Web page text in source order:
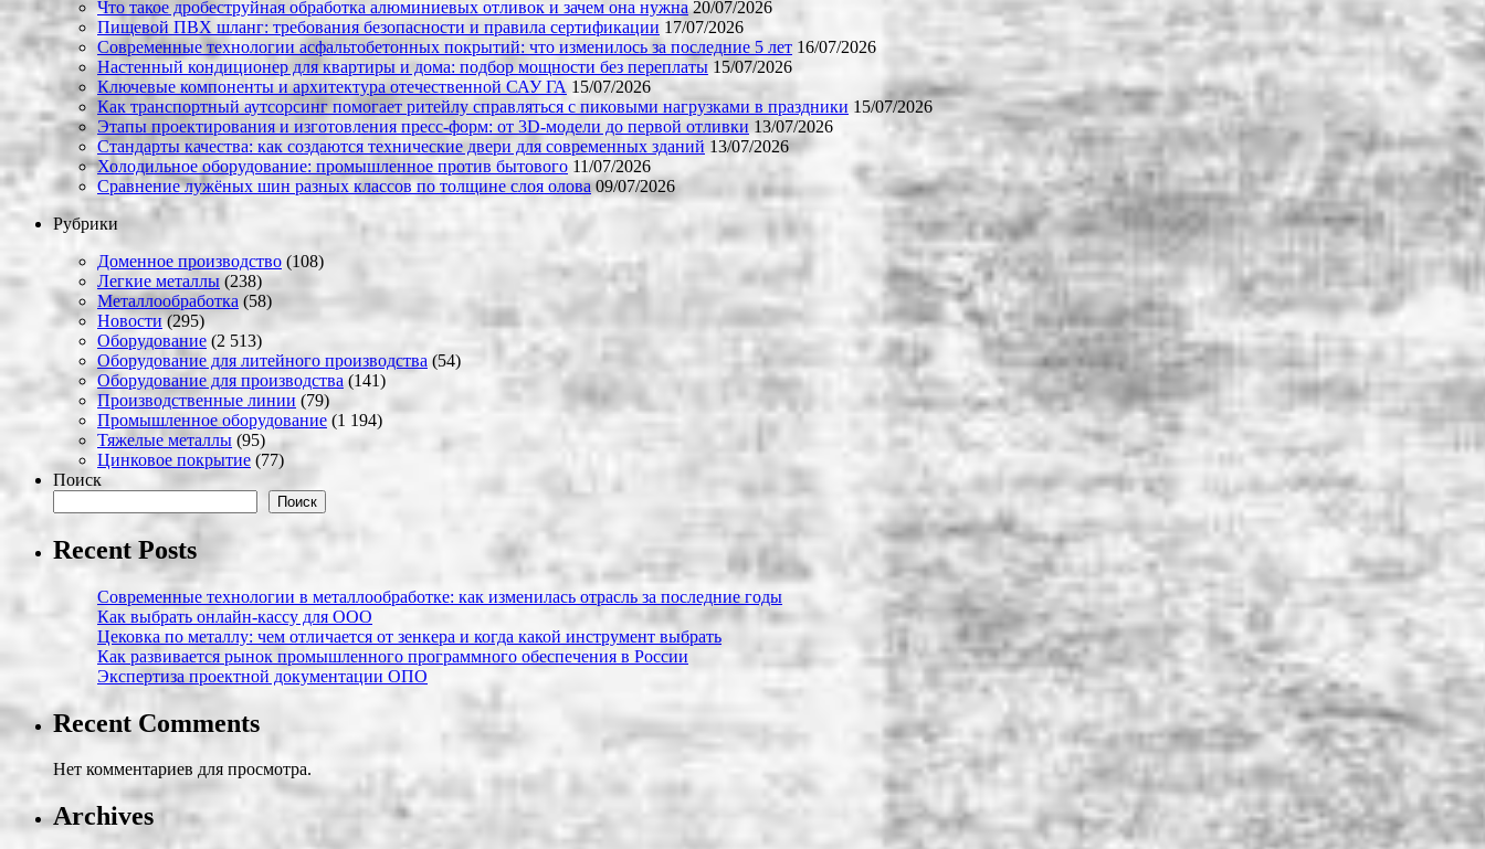
Что такое дробеструйная обработка алюминиевых отливок и зачем она нужна 20/07/2026
Пищевой ПВХ шланг: требования безопасности и правила сертификации 17/07/2026
Современные технологии асфальтобетонных покрытий: что изменилось за последние 5 лет 16/07/2026
Настенный кондиционер для квартиры и дома: подбор мощности без переплаты 15/07/2026
Ключевые компоненты и архитектура отечественной САУ ГА 15/07/2026
Как транспортный аутсорсинг помогает ритейлу справляться с пиковыми нагрузками в праздники 15/07/2026
Этапы проектирования и изготовления пресс-форм: от 3D-модели до первой отливки 13/07/2026
Стандарты качества: как создаются технические двери для современных зданий 13/07/2026
Холодильное оборудование: промышленное против бытового 11/07/2026
Сравнение лужёных шин разных классов по толщине слоя олова 09/07/2026
Рубрики
Доменное производство (108)
Легкие металлы (238)
Металлообработка (58)
Новости(295)
Оборудование (2 513)
Оборудование для литейного производства (54)
Оборудование для производства (141)
Производственные линии (79)
Промышленное оборудование (1 194)
Тяжелые металлы (95)
Цинковое покрытие (77)
Поиск
Поиск
Recent Posts
Современные технологии в металлообработке: как изменилась отрасль за последние годы
Как выбрать онлайн-кассу для ООО
Цековка по металлу: чем отличается от зенкера и когда какой инструмент выбрать
Как развивается рынок промышленного программного обеспечения в России
Экспертиза проектной документации ОПО
Recent Comments
Нет комментариев для просмотра.
Archives